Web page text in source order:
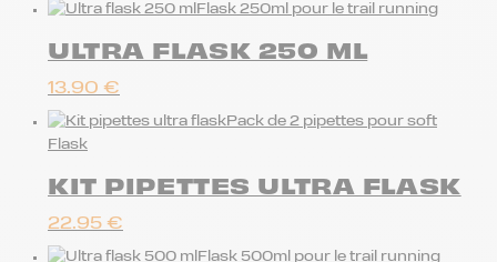
Flask 250ml pour le trail running
ULTRA FLASK 250 ML
13.90 €
Pack de 2 pipettes pour soft
Flask
KIT PIPETTES ULTRA FLASK
22.95 €
Flask 500ml pour le trail running